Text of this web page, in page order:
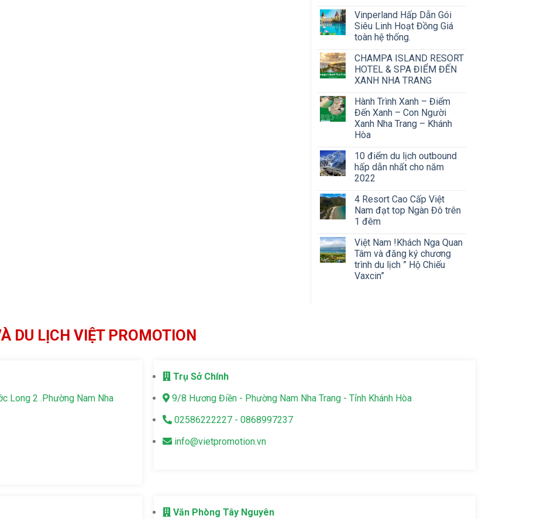
Vinperland Hấp Dẫn Gói
Siêu Linh Hoạt Đồng Giá
toàn hệ thống.
CHAMPA ISLAND RESORT
HOTEL & SPA ĐIỂM ĐẾN
XANH NHA TRANG
Hành Trình Xanh – Điểm
Đến Xanh – Con Người
Xanh Nha Trang – Khánh
Hòa
10 điểm du lịch outbound
hấp dẫn nhất cho năm
2022
4 Resort Cao Cấp Việt
Nam đạt top Ngàn Đô trên
1 đêm
Việt Nam !Khách Nga Quan
Tâm và đăng ký chương
trình du lịch ” Hộ Chiếu
Vaxcin”
DU LỊCH VIỆT PROMOTION
Long 2 .Phường Nam Nha
Trụ Sở Chính
9/8 Hương Điền - Phường Nam Nha Trang - Tỉnh Khánh Hòa
02586222227 - 0868997237
info@vietpromotion.vn
Văn Phòng Tây Nguyên